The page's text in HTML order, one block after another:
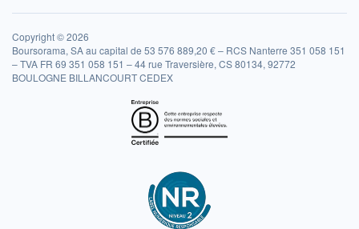
Copyright © 2026
Boursorama, SA au capital de 53 576 889,20 € – RCS Nanterre 351 058 151
– TVA FR 69 351 058 151 – 44 rue Traversière, CS 80134, 92772
BOULOGNE BILLANCOURT CEDEX